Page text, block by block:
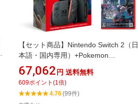
【セット商品】Nintendo Switch 2（日
本語・国内専用）+Pokemon
LEGENDS Z-A
67,062 円 送料無料
609ポイント (1倍)
4.76(99件)